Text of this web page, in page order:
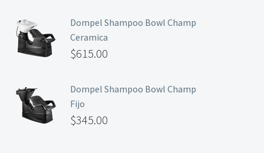
Dompel Shampoo Bowl Champ
Ceramica
$615.00
Dompel Shampoo Bowl Champ
Fijo
$345.00